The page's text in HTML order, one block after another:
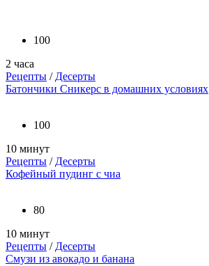
100
2 часа
Рецепты / Десерты
Батончики Сникерс в домашних условиях
100
10 минут
Рецепты / Десерты
Кофейный пудинг с чиа
80
10 минут
Рецепты / Десерты
Смузи из авокадо и банана